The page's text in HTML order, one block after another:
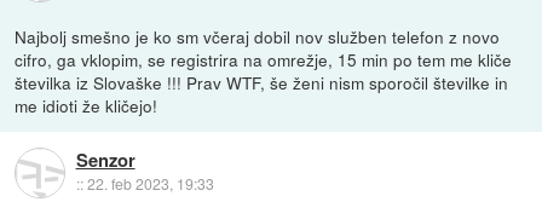
Najbolj smešno je ko sm včeraj dobil nov služben telefon z novo
cifro, ga vklopim, se registrira na omrežje, 15 min po tem me kliče
številka iz Slovaške !!! Prav WTF, še ženi nism sporočil številke in
me idioti že kličejo!
Senzor
::22. feb 2023, 19:33